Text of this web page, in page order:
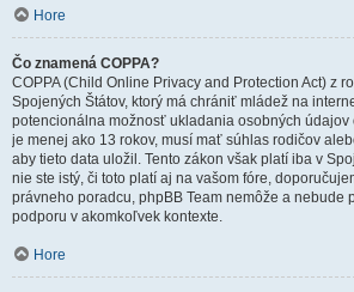
Hore
Čo znamená COPPA?
COPPA (Child Online Privacy and Protection Act) z
Spojených Štátov, ktorý má chrániť mládež na
potencionálna možnosť ukladania osobných údajov
je menej ako 13 rokov, musí mať súhlas rodičov
aby tieto data uložil. Tento zákon však platí iba v
nie ste istý, či toto platí aj na vašom fóre,
právneho poradcu, phpBB Team nemôže a nebude
podporu v akomkoľvek kontexte.
Hore